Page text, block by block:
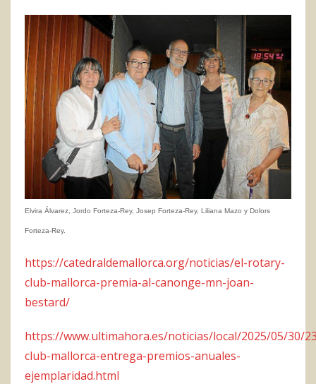
Elvira Álvarez, Jordo Forteza-Rey, Josep Forteza-Rey, Liliana Mazo y Dolors
Forteza-Rey.
https://catedraldemallorca.org/noticias/el-rotary-
club-mallorca-premia-al-canonge-mn-joan-
bestard/
https://www.ultimahora.es/noticias/local/2025/05/30/
club-mallorca-entrega-premios-anuales-
ejemplaridad.html